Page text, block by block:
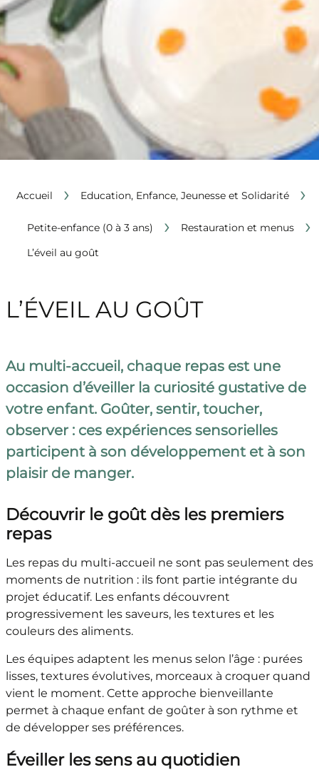
Accueil › Education, Enfance, Jeunesse et Solidarité ›
Petite-enfance (0 à 3 ans) › Restauration et menus ›
L’éveil au goût
L’ÉVEIL AU GOÛT
Au multi-accueil, chaque repas est une
occasion d’éveiller la curiosité gustative de
votre enfant. Goûter, sentir, toucher,
observer : ces expériences sensorielles
participent à son développement et à son
plaisir de manger.
Découvrir le goût dès les premiers
repas
Les repas du multi-accueil ne sont pas seulement des
moments de nutrition : ils font partie intégrante du
projet éducatif. Les enfants découvrent
progressivement les saveurs, les textures et les
couleurs des aliments.
Les équipes adaptent les menus selon l’âge : purées
lisses, textures évolutives, morceaux à croquer quand
vient le moment. Cette approche bienveillante
permet à chaque enfant de goûter à son rythme et
de développer ses préférences.
Éveiller les sens au quotidien